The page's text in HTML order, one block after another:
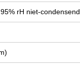
rH niet-condensend